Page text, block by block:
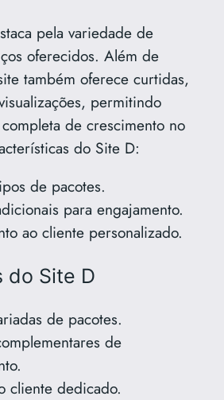
pela variedade de
oferecidos. Além de
também oferece curtidas,
permitindo
de crescimento no
do Site D:
de pacotes.
para engajamento.
ao cliente personalizado.
do Site D
de pacotes.
de
cliente dedicado.